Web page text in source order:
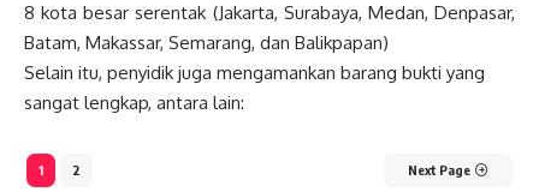
8 kota besar serentak (Jakarta, Surabaya, Medan, Denpasar,
Batam, Makassar, Semarang, dan Balikpapan)
Selain itu, penyidik juga mengamankan barang bukti yang
sangat lengkap, antara lain:
1 2 Next Page